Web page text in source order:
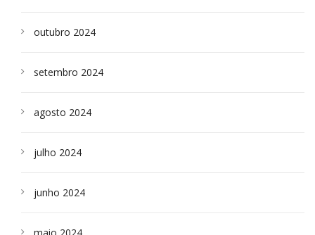
outubro 2024
setembro 2024
agosto 2024
julho 2024
junho 2024